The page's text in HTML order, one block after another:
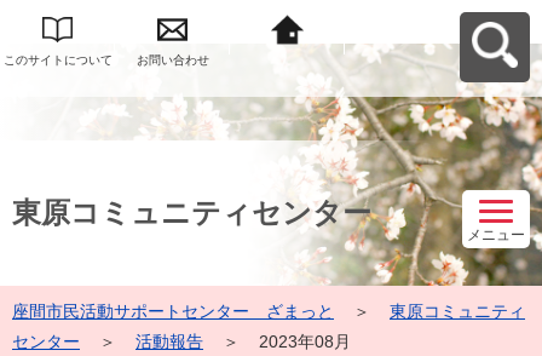
このサイトについて お問い合わせ
トセンター ざまっ
東原コミュニティセンター
メニュー
座間市民活動サポートセンター ざまっと ＞
東原コミュニティ
センター
＞ 活動報告 ＞ 2023年08月